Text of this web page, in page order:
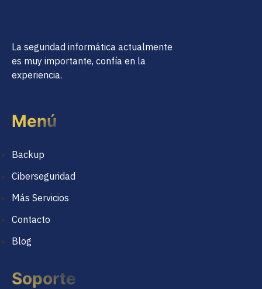
La seguridad informática actualmente
es muy importante, confía en la
experiencia.
Menú
Backup
Ciberseguridad
Más Servicios
Contacto
Blog
Soporte